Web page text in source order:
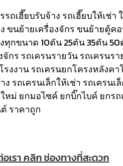
รถเฮี๊ยบรับจ้าง รถเฮี๊ยบให้เช่
ขนย้ายเครื่องจักร ขนย้ายตู้
ทุกขนาด 10ตัน 25ตัน 35ตัน
จักร รถเครนรายวัน รถเครน
รงงาน รถเครนยกโครงหลังค
ง รถเครนเล็กให้เช่า รถเครน
หม่ ยกมอไซค์ ยกบิ๊กไบค์ ยกร
ราคาถูก
เรา คลิก ช่องทางที่สะดวก